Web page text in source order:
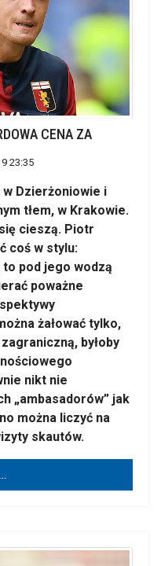
CENA ZA
23:35
w Dzierżoniowie i
tłem, w Krakowie.
cieszą. Piotr
coś w stylu:
to pod jego wodzą
poważne
żałować tylko,
byłoby
nikt nie
„ambasadorów” jak
można liczyć na
skautów.